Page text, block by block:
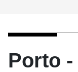
Porto -